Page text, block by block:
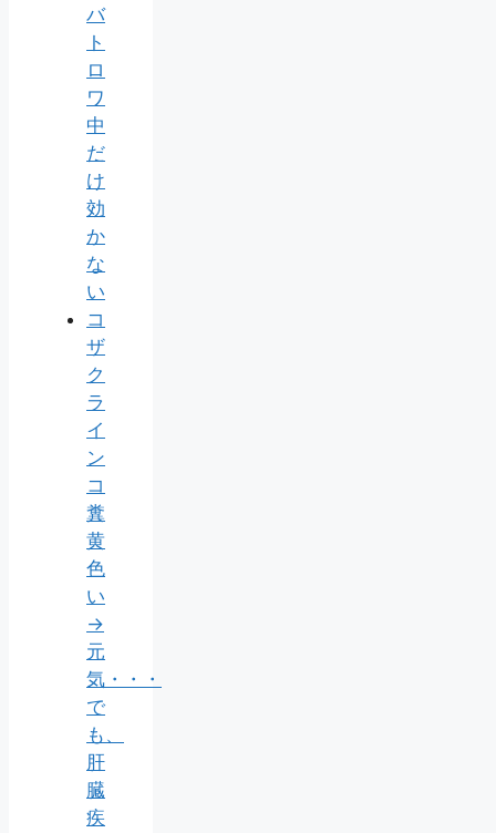
バ
ト
ロ
ワ
中
だ
け
効
か
な
い
コ
ザ
ク
ラ
イ
ン
コ
糞
黄
色
い
→
元
気・・・
で
も、
肝
臓
疾